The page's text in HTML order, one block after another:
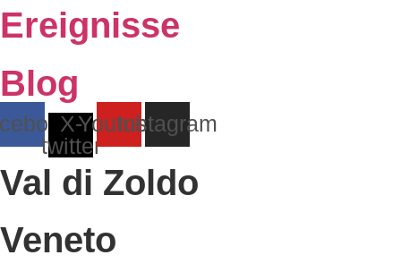
Ereignisse
Blog
X-
twitter
YoutubeInstagram
Val di Zoldo
Veneto